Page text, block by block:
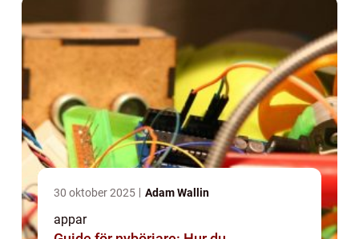
30 oktober 2025 Adam Wallin
appar